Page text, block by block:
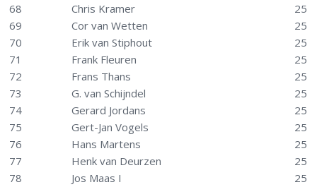
68
Chris Kramer
25
69
Cor van Wetten
25
70
Erik van Stiphout
25
71
Frank Fleuren
25
72
Frans Thans
25
73
G. van Schijndel
25
74
Gerard Jordans
25
75
Gert-Jan Vogels
25
76
Hans Martens
25
77
Henk van Deurzen
25
78
Jos Maas I
25